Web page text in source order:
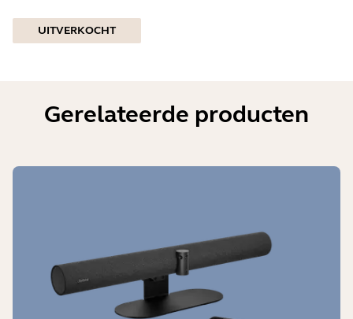
UITVERKOCHT
Gerelateerde producten